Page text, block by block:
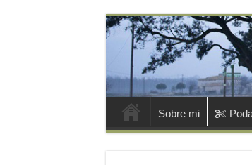
Sobre mi